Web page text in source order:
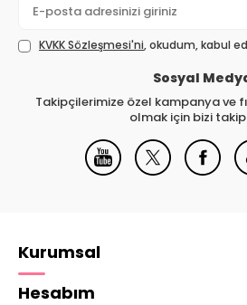
KVKK Sözleşmesi'ni, okudum, kabul
Sosyal
Takipçilerimize özel kampanya ve
olmak için bizi
Kurumsal
Hesabım